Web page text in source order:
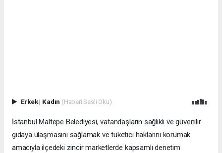
Erkek| Kadın (Haberi Sesli Oku)
İstanbul Maltepe Belediyesi, vatandaşların sağlıklı ve güvenilir
gıdaya ulaşmasını sağlamak ve tüketici haklarını korumak
amacıyla ilçedeki zincir marketlerde kapsamlı denetim